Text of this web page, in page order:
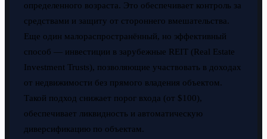
определенного возраста. Это обеспечивает контроль за
средствами и защиту от стороннего вмешательства.
Еще один малораспространённый, но эффективный
способ — инвестиции в зарубежные REIT (Real Estate
Investment Trusts), позволяющие участвовать в доходах
от недвижимости без прямого владения объектом.
Такой подход снижает порог входа (от $100),
обеспечивает ликвидность и автоматическую
диверсификацию по объектам.